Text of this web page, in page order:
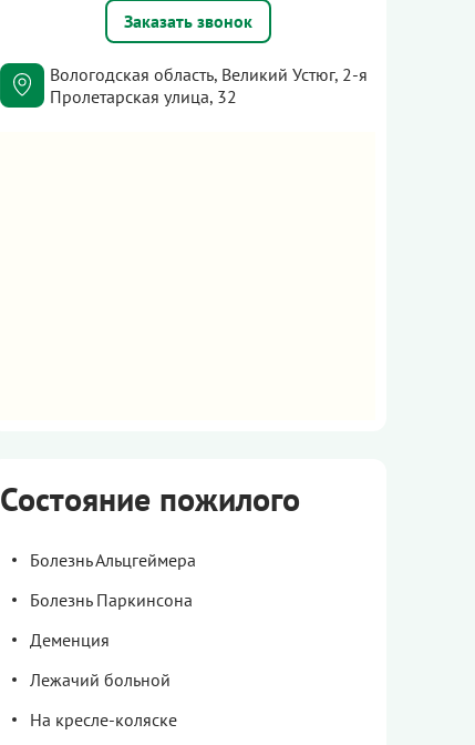
Заказать звонок
Вологодская область, Великий Устюг, 2-я
Пролетарская улица, 32
Состояние пожилого
Болезнь Альцгеймера
Болезнь Паркинсона
Деменция
Лежачий больной
На кресле-коляске